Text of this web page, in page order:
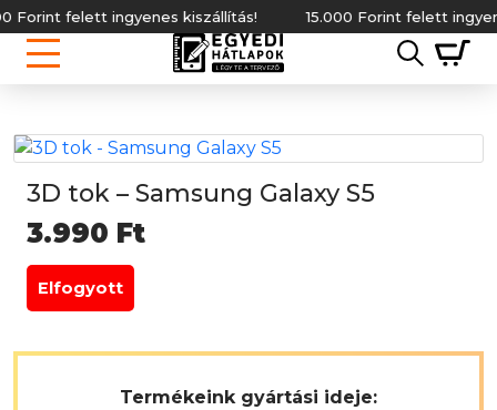
felett ingyenes kiszállítás! 15.000 Forint felett
3D tok – Samsung Galaxy S5
3.990 Ft
Elfogyott
Termékeink gyártási ideje: